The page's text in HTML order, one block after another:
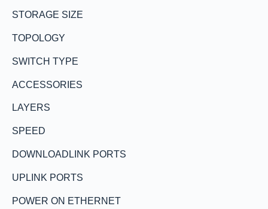
STORAGE SIZE
TOPOLOGY
SWITCH TYPE
ACCESSORIES
LAYERS
SPEED
DOWNLOADLINK PORTS
UPLINK PORTS
POWER ON ETHERNET